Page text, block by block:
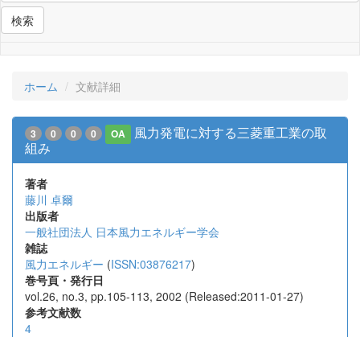
検索
ホーム 文献詳細
3 0 0 0 OA
風力発電に対する三菱重工業の取
組み
著者
藤川 卓爾
出版者
一般社団法人 日本風力エネルギー学会
雑誌
風力エネルギー (ISSN:03876217)
巻号頁・発行日
vol.26, no.3, pp.105-113, 2002 (Released:2011-01-27)
参考文献数
4